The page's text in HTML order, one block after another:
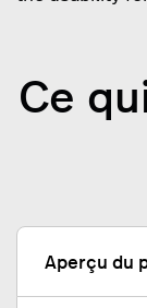
Ce
Aperçu du